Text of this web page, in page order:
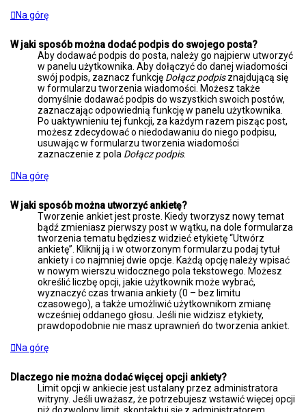
Na górę
W jaki sposób można dodać podpis do swojego posta?
Aby dodawać podpis do posta, należy go najpierw utworzyć
w panelu użytkownika. Aby dołączyć do danej wiadomości
swój podpis, zaznacz funkcję Dołącz podpisznajdującą się
w formularzu tworzenia wiadomości. Możesz także
domyślnie dodawać podpis do wszystkich swoich postów,
zaznaczając odpowiednią funkcję w panelu użytkownika.
Po uaktywnieniu tej funkcji, za każdym razem pisząc post,
możesz zdecydować o niedodawaniu do niego podpisu,
usuwając w formularzu tworzenia wiadomości
zaznaczenie z pola Dołącz podpis.
Na górę
W jaki sposób można utworzyć ankietę?
Tworzenie ankiet jest proste. Kiedy tworzysz nowy temat
bądź zmieniasz pierwszy post w wątku, na dole formularza
tworzenia tematu będziesz widzieć etykietę “Utwórz
ankietę”. Kliknij ją i w otworzonym formularzu podaj tytuł
ankiety i co najmniej dwie opcje. Każdą opcję należy wpisać
w nowym wierszu widocznego pola tekstowego. Możesz
określić liczbę opcji, jakie użytkownik może wybrać,
wyznaczyć czas trwania ankiety (0 – bez limitu
czasowego), a także umożliwić użytkownikom zmianę
wcześniej oddanego głosu. Jeśli nie widzisz etykiety,
prawdopodobnie nie masz uprawnień do tworzenia ankiet.
Na górę
Dlaczego nie można dodać więcej opcji ankiety?
Limit opcji w ankiecie jest ustalany przez administratora
witryny. Jeśli uważasz, że potrzebujesz wstawić więcej opcji